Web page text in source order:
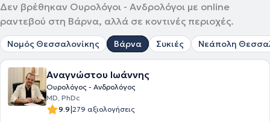
Δεν βρέθηκαν Ουρολόγοι - Ανδρολόγοι με online
ραντεβού στη Βάρνα, αλλά σε κοντινές περιοχές.
Νομός Θεσσαλονίκης Βάρνα Συκιές Νεάπολη
Αναγνώστου Ιωάννης
Ουρολόγος - Ανδρολόγος
MD, PhDc
9.9|279 αξιολογήσεις